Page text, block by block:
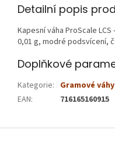
Detailní popis
Kapesní váha ProScale
0,01 g, modré podsvícení,
Doplňkové
Kategorie: Gramové váhy
EAN: 716165160915
Z